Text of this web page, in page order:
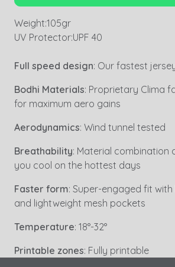
Weight:105gr
UV Protector:UPF 40
Full speed design: Our fastest
Bodhi Materials: Proprietary Clima
for maximum aero gains
Aerodynamics: Wind tunnel tested
Breathability: Material combination
you cool on the hottest days
Faster form: Super-engaged fit
and lightweight mesh pockets
Temperature: 18°-32°
Printable zones: Fully printable